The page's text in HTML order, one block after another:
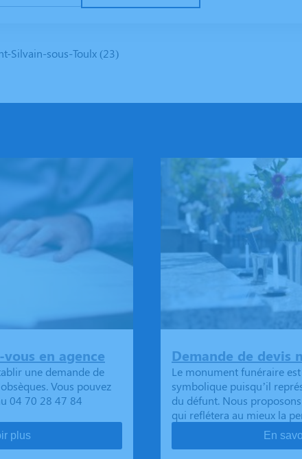
Silvain-sous-Toulx (23)
en agence
une demande de
Vous pouvez
04 70 28 47 84
plus
Demande de devis
Le monument funéraire
symbolique puisqu’il
du défunt. Nous
qui reflétera au mieux la
En